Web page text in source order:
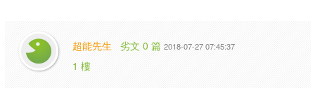
超能先生 劣文 0 篇 2018-07-27 07:45:37
1 樓